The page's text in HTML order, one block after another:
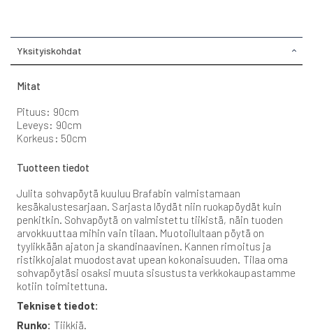
Yksityiskohdat
Mitat
Pituus: 90cm
Leveys: 90cm
Korkeus: 50cm
Tuotteen tiedot
Julita sohvapöytä kuuluu Brafabin valmistamaan
kesäkalustesarjaan. Sarjasta löydät niin ruokapöydät kuin
penkitkin. Sohvapöytä on valmistettu tiikistä, näin tuoden
arvokkuuttaa mihin vain tilaan. Muotoilultaan pöytä on
tyylikkään ajaton ja skandinaavinen. Kannen rimoitus ja
ristikkojalat muodostavat upean kokonaisuuden. Tilaa oma
sohvapöytäsi osaksi muuta sisustusta verkkokaupastamme
kotiin toimitettuna.
Tekniset tiedot:
Runko: Tiikkiä.